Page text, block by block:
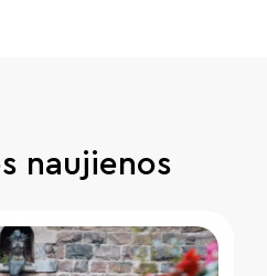
naujienos